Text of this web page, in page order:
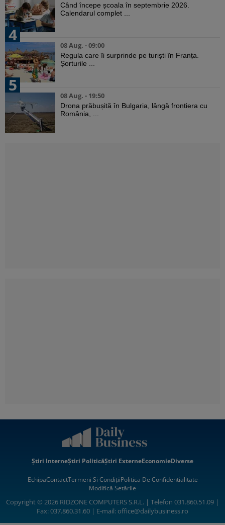
Când începe școala în septembrie 2026.
Calendarul complet ...
4
08 Aug. - 09:00
Regula care îi surprinde pe turiști în Franța.
Șorturile ...
5
08 Aug. - 19:50
Drona prăbușită în Bulgaria, lângă frontiera cu
România, ...
Știri InterneȘtiri PoliticăȘtiri ExterneEconomieDiverse
EchipaContactTermeni Si CondițiiPolitica De Confidentialitate
Modifică Setările
Copyright © 2026 RIDZONE COMPUTERS S.R.L. | Telefon 031.860.51.09 |
Fax: 037.860.31.60 | E-mail:office@dailybusiness.ro